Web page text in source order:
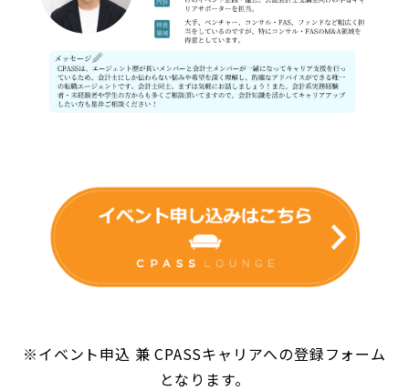
※イベント申込 兼 CPASSキャリアへの登録フォーム
となります。